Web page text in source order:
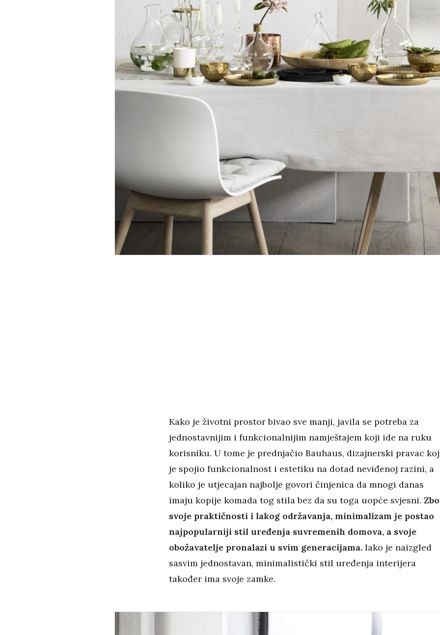
Kako je životni prostor bivao sve manji, javila se potreba za
jednostavnijim i funkcionalnijim namještajem koji ide na ruku
korisniku. U tome je prednjačio Bauhaus, dizajnerski pravac
je spojio funkcionalnost i estetiku na dotad neviđenoj razini, a
koliko je utjecajan najbolje govori činjenica da mnogi danas
imaju kopije komada tog stila bez da su toga uopće svjesni.
svoje praktičnosti i lakog održavanja, minimalizam je postao
najpopularniji stil uređenja suvremenih domova, a svoje
obožavatelje pronalazi u svim generacijama.Iako je naizgled
sasvim jednostavan, minimalistički stil uređenja interijera
također ima svoje zamke.